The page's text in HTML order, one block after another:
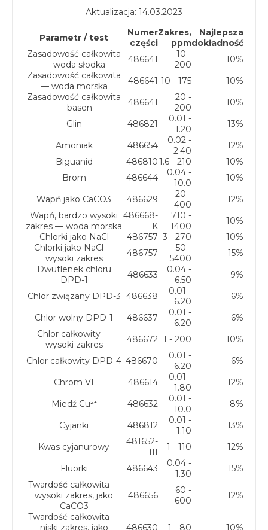
Aktualizacja: 14.03.2023
Parametr / test
Numer
części
Zakres,
ppm
Najlepsza
dokładność
Zasadowość całkowita
— woda słodka
486641
10 -
200
10%
Zasadowość całkowita
— woda morska
486641 10 - 175
10%
Zasadowość całkowita
— basen
486641
20 -
200
10%
Glin
486821
0.01 -
1.20
13%
Amoniak
486654
0.02 -
2.40
12%
Biguanid
4868101.6 - 210
10%
Brom
486644
0.04 -
10.0
10%
Wapń jako CaCO3
486629
20 -
400
12%
Wapń, bardzo wysoki
zakres — woda morska
486668-
K
710 -
1400
10%
Chlorki jako NaCl
486757 3 - 270
10%
Chlorki jako NaCl —
wysoki zakres
486757
50 -
5400
15%
Dwutlenek chloru
DPD-1
486633
0.04 -
6.50
9%
Chlor związany DPD-3 486638
0.01 -
6.20
6%
Chlor wolny DPD-1
486637
0.01 -
6.20
6%
Chlor całkowity —
wysoki zakres
486672 1 - 200
10%
Chlor całkowity DPD-4 486670
0.01 -
6.20
6%
Chrom VI
486614
0.01 -
1.80
12%
Miedź Cu²⁺
486632
0.01 -
10.0
8%
Cyjanki
486812
0.01 -
1.10
13%
Kwas cyjanurowy
481652-
III
1 - 110
12%
Fluorki
486643
0.04 -
1.30
15%
Twardość całkowita —
wysoki zakres, jako
CaCO3
486656
60 -
600
12%
Twardość całkowita —
niski zakres, jako
486630 1 - 80
10%